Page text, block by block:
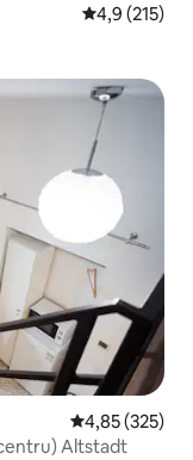
4,9 (215)
4,85 (325)
Altstadt